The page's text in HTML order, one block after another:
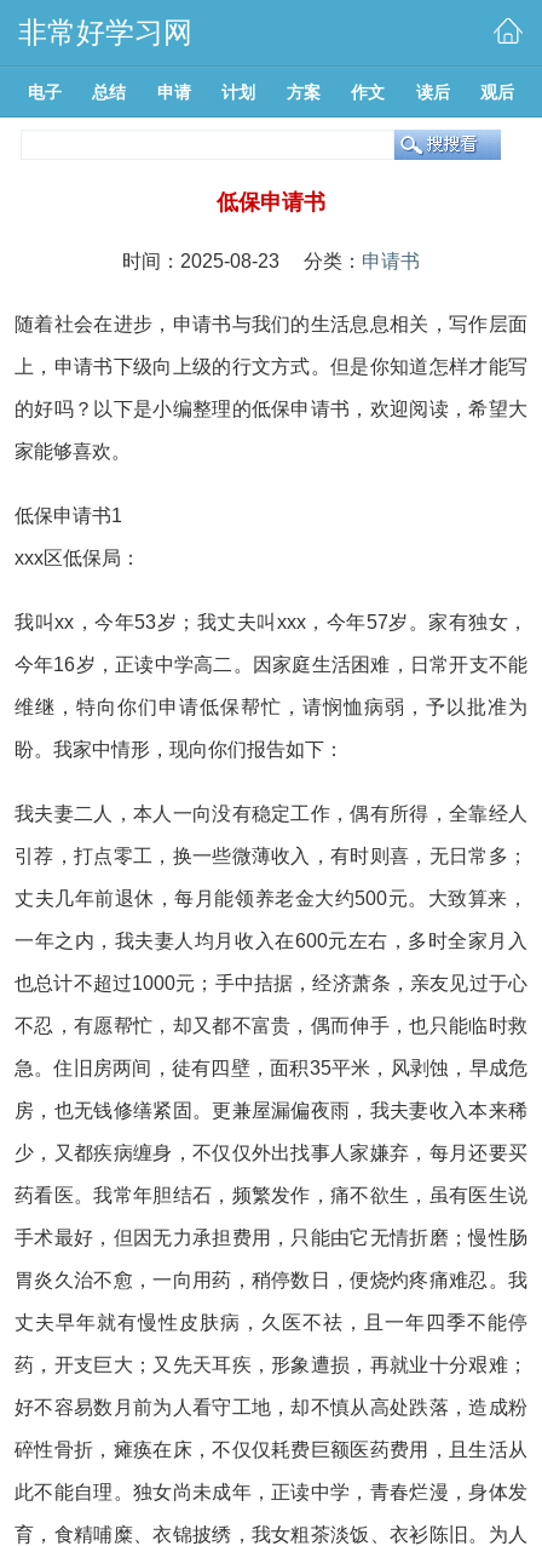
非常好学习网
电子 总结 申请 计划 方案 作文 读后 观后
低保申请书
时间：2025-08-23 分类： 申请书
随着社会在进步，申请书与我们的生活息息相关，写作层面
上，申请书下级向上级的行文方式。但是你知道怎样才能写
的好吗？以下是小编整理的低保申请书，欢迎阅读，希望大
家能够喜欢。
低保申请书1
xxx区低保局：
我叫xx，今年53岁；我丈夫叫xxx，今年57岁。家有独女，
今年16岁，正读中学高二。因家庭生活困难，日常开支不能
维继，特向你们申请低保帮忙，请悯恤病弱，予以批准为
盼。我家中情形，现向你们报告如下：
我夫妻二人，本人一向没有稳定工作，偶有所得，全靠经人
引荐，打点零工，换一些微薄收入，有时则喜，无日常多；
丈夫几年前退休，每月能领养老金大约500元。大致算来，
一年之内，我夫妻人均月收入在600元左右，多时全家月入
也总计不超过1000元；手中拮据，经济萧条，亲友见过于心
不忍，有愿帮忙，却又都不富贵，偶而伸手，也只能临时救
急。住旧房两间，徒有四壁，面积35平米，风剥蚀，早成危
房，也无钱修缮紧固。更兼屋漏偏夜雨，我夫妻收入本来稀
少，又都疾病缠身，不仅仅外出找事人家嫌弃，每月还要买
药看医。我常年胆结石，频繁发作，痛不欲生，虽有医生说
手术最好，但因无力承担费用，只能由它无情折磨；慢性肠
胃炎久治不愈，一向用药，稍停数日，便烧灼疼痛难忍。我
丈夫早年就有慢性皮肤病，久医不祛，且一年四季不能停
药，开支巨大；又先天耳疾，形象遭损，再就业十分艰难；
好不容易数月前为人看守工地，却不慎从高处跌落，造成粉
碎性骨折，瘫痪在床，不仅仅耗费巨额医药费用，且生活从
此不能自理。独女尚未成年，正读中学，青春烂漫，身体发
育，食精哺糜、衣锦披绣，我女粗茶淡饭、衣衫陈旧。为人